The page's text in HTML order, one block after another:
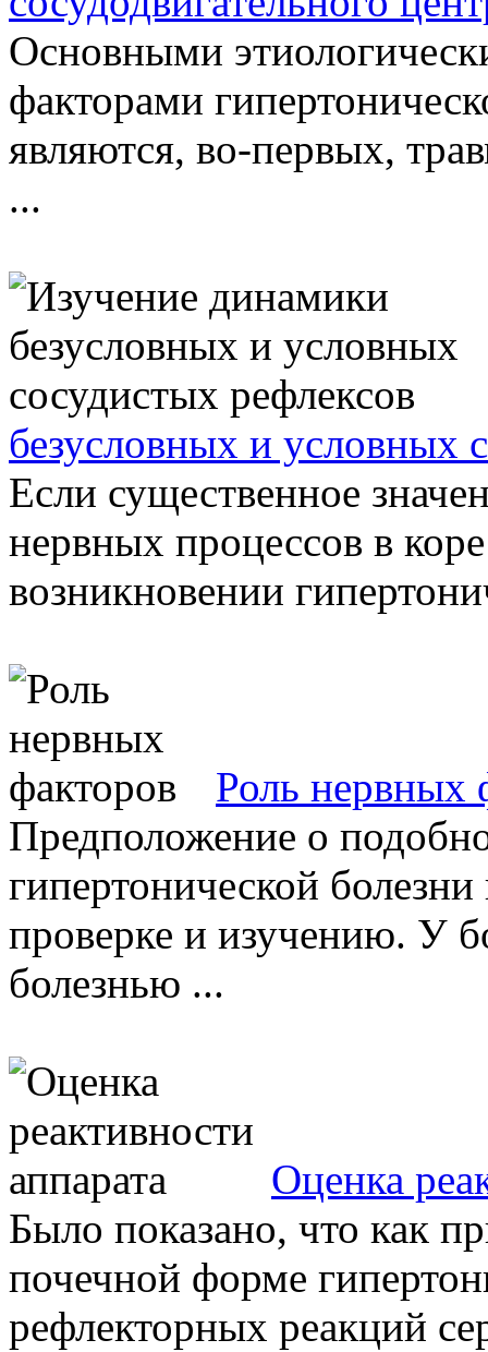
Основными
факторами
являются, во-первых,
...
безусловных и условных
Если существенное
нервных процессов в
возникновении
Роль нервных
Предположение о
гипертонической
проверке и изучению. У
болезнью ...
Оценка
Было показано, что как
почечной форме
рефлекторных реакций